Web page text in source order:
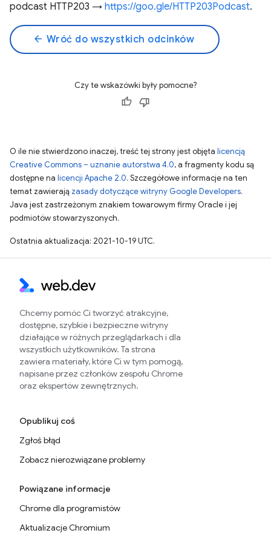
podcast HTTP203 → https://goo.gle/HTTP203Podcast.
arrow_back Wróć do wszystkich odcinków
Czy te wskazówki były pomocne?
O ile nie stwierdzono inaczej, treść tej strony jest objęta licencją
Creative Commons – uznanie autorstwa 4.0, a fragmenty kodu są
dostępne na licencji Apache 2.0. Szczegółowe informacje na ten
temat zawierają zasady dotyczące witryny Google Developers.
Java jest zastrzeżonym znakiem towarowym firmy Oracle i jej
podmiotów stowarzyszonych.
Ostatnia aktualizacja: 2021-10-19 UTC.
Chcemy pomóc Ci tworzyć atrakcyjne,
dostępne, szybkie i bezpieczne witryny
działające w różnych przeglądarkach i dla
wszystkich użytkowników. Ta strona
zawiera materiały, które Ci w tym pomogą,
napisane przez członków zespołu Chrome
oraz ekspertów zewnętrznych.
Opublikuj coś
Zgłoś błąd
Zobacz nierozwiązane problemy
Powiązane informacje
Chrome dla programistów
Aktualizacje Chromium